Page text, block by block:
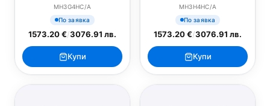
MH3G4HC/A
По заявка
1573.20 €/3076.91 лв.
Купи
MH3H4HC/A
По заявка
1573.20 €/3076.91 лв.
Купи